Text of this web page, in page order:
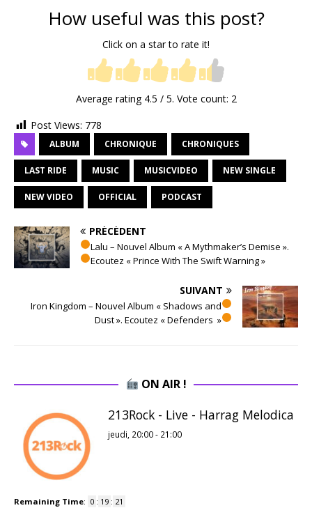
How useful was this post?
Click on a star to rate it!
Average rating 4.5 / 5. Vote count: 2
Post Views: 778
ALBUM CHRONIQUE CHRONIQUES
LAST RIDE MUSIC MUSICVIDEO NEW SINGLE
NEW VIDEO OFFICIAL PODCAST
PRÉCÉDENT
Lalu – Nouvel Album « A Mythmaker’s Demise ».
Ecoutez « Prince With The Swift Warning »
SUIVANT
Iron Kingdom – Nouvel Album « Shadows and
Dust ». Ecoutez « Defenders »
ON AIR !
213Rock - Live - Harrag Melodica
jeudi, 20:00- 21:00
Remaining Time: 0 : 19 : 20